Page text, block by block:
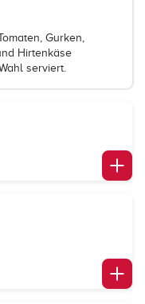
Gurken,
Hirtenkäse
serviert.